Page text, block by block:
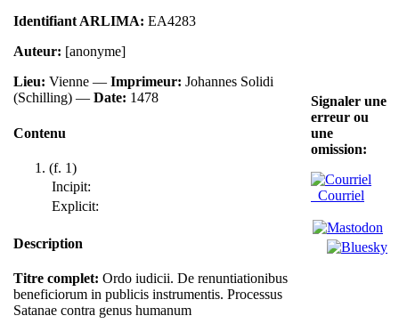
Identifiant ARLIMA: EA4283
Auteur: [anonyme]
Lieu: Vienne — Imprimeur: Johannes Solidi
(Schilling) — Date: 1478
Contenu
(f. 1)
Incipit:
Explicit:
Description
Titre complet: Ordo iudicii. De renuntiationibus
beneficiorum in publicis instrumentis. Processus
Satanae contra genus humanum
Signaler une
erreur ou
une
omission:
Courriel